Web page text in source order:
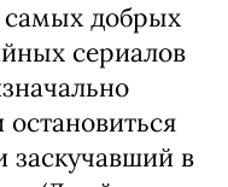
самых добрых
сериалов
заскучавший в